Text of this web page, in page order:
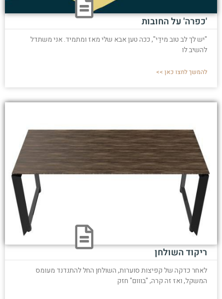
'כפרה' על החובות
"יש לך לב טוב מידַי", ככה טען אבא שלי מאז ומתמיד. אני משתדל
להשיב לו
להמשך לחצו כאן >>
ריקוד השולחן
לאחר כדקה של קפיצות סוערות, השולחן החל להתנדנד מעומס
המשקל, ואז זה קרה, "בווום" חזק